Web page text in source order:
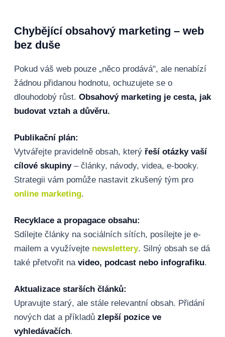
Chybějící obsahový marketing – web
bez duše
Pokud váš web pouze „něco prodává", ale nenabízí
žádnou přidanou hodnotu, ochuzujete se o
dlouhodobý růst. Obsahový marketing je cesta, jak
budovat vztah a důvěru.
Publikační plán:
Vytvářejte pravidelně obsah, který řeší otázky vaší
cílové skupiny– články, návody, videa, e-booky.
Strategii vám pomůže nastavit zkušený tým pro
online marketing.
Recyklace a propagace obsahu:
Sdílejte články na sociálních sítích, posílejte je e-
mailem a využívejte newslettery. Silný obsah se dá
také přetvořit na video, podcast nebo infografiku.
Aktualizace starších článků:
Upravujte starý, ale stále relevantní obsah. Přidání
nových dat a příkladů zlepší pozice ve
vyhledávačích.